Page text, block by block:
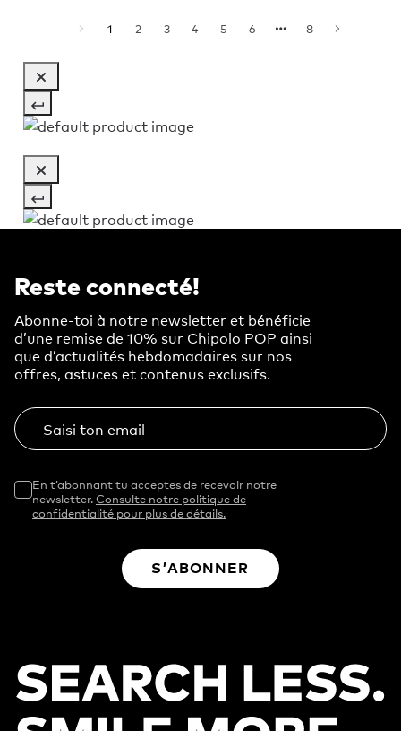
1 2 3 4 5 6 8
Reste connecté!
Abonne-toi à notre newsletter et bénéficie
d’une remise de 10% sur Chipolo POP ainsi
que d’actualités hebdomadaires sur nos
offres, astuces et contenus exclusifs.
Saisi ton email
En t’abonnant tu acceptes de recevoir notre
newsletter.Consulte notre politique de
confidentialité pour plus de détails.
S’ABONNER